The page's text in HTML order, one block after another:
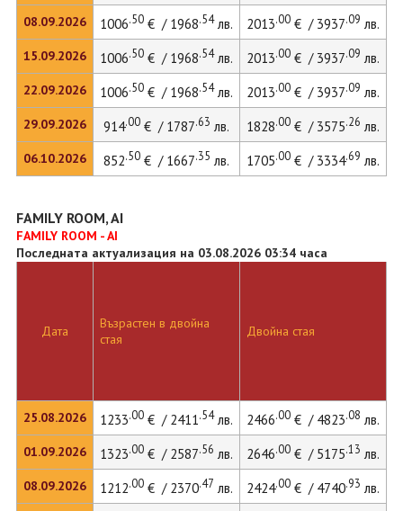
08.09.2026
15.09.2026
22.09.2026
29.09.2026
06.10.2026
1006.50€ / 1968.54лв. 2013.00€ / 3937.09 лв.
1006.50€ / 1968.54лв. 2013.00€ / 3937.09 лв.
1006.50€ / 1968.54лв. 2013.00€ / 3937.09 лв.
914.00€ / 1787.63 лв. 1828.00€ / 3575.26 лв.
852.50€ / 1667.35 лв. 1705.00€ / 3334.69 лв.
FAMILY ROOM, AI
FAMILY ROOM - AI
Последната актуализация на 03.08.2026 03:34 часа
Дата
25.08.2026
01.09.2026
08.09.2026
Възрастен в двойна
стая
Двойна стая
1233.00€ / 2411.54лв. 2466.00€ / 4823.08 лв.
1323.00€ / 2587.56 лв. 2646.00€ / 5175.13 лв.
1212.00€ / 2370.47 лв. 2424.00€ / 4740.93 лв.